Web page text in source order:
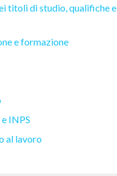
titoli di studio, qualifiche e
e formazione
INPS
al lavoro